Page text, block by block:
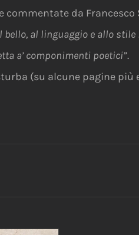
da Francesco
al linguaggio e allo stile
a’ componimenti poetici”.
(su alcune pagine